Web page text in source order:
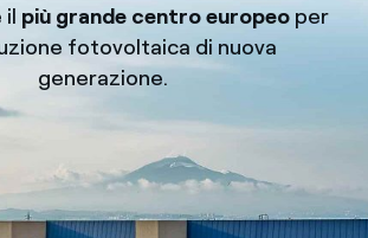
il più grande centro europeoper
fotovoltaica di nuova
generazione.